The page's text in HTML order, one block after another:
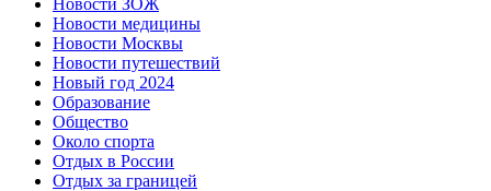
Новости ЗОЖ
Новости медицины
Новости Москвы
Новости путешествий
Новый год 2024
Образование
Общество
Около спорта
Отдых в России
Отдых за границей